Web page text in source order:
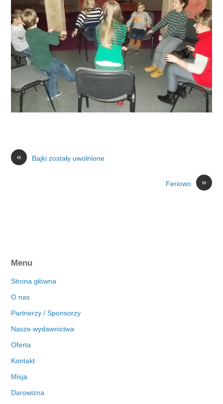
« Bajki zostały uwolnione
»
Feriowo
Menu
Strona główna
O nas
Partnerzy / Sponsorzy
Nasze wydawnictwa
Oferta
Kontakt
Misja
Darowizna